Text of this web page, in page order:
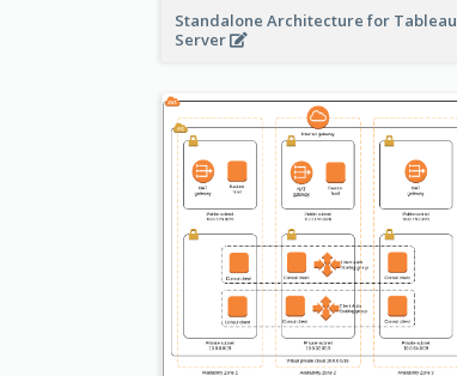
Standalone Architecture for Tableau
Server